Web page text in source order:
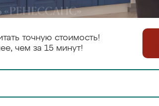
точную стоимость!
чем за 15 минут!